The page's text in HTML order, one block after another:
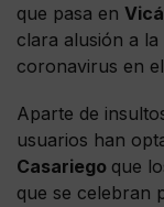
que pasa en
clara alusión a
coronavirus en
Aparte de
usuarios han
Casariego que
que se celebran